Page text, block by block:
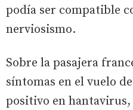
podía ser compatible
nerviosismo.
Sobre la pasajera
síntomas en el vuelo
positivo en hantavirus,